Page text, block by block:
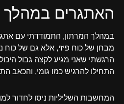
האתגרים במהלך
במהלך המרתון, התמודדתי עם
מבחן של כוח פיזי, אלא גם של כוח
הרגשתי שאני מגיע לקצה גבול
התחילו להרגיש כמו גומי, והכאב
המחשבות השליליות ניסו לחדור